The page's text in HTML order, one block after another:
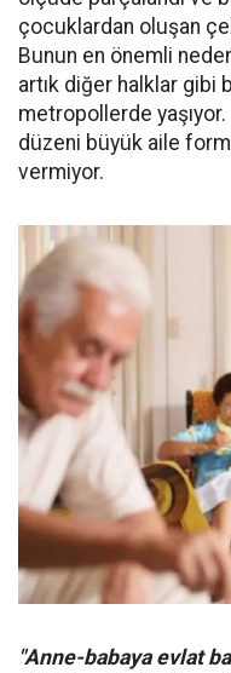
çocuklardan oluşan
Bunun en önemli
artık diğer halklar gibi
metropollerde
düzeni büyük aile
vermiyor.
"Anne-babaya evlat